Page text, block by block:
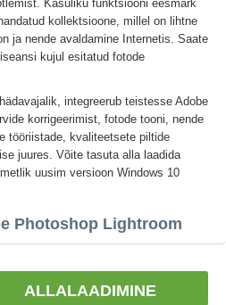
Kasuliku funktsiooni eesmärk
kollektsioone, millel on lihtne
ja nende avaldamine Internetis. Saate
kujul esitatud fotode
integreerub teistesse Adobe
korrigeerimist, fotode tooni, nende
tööriistade, kvaliteetsete piltide
juures. Võite tasuta alla laadida
uusim versioon Windows 10
Photoshop Lightroom
ALLALAADIMINE